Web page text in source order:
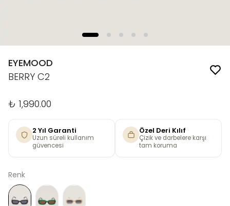
EYEMOOD
BERRY C2
₺ 1,990.00
2 Yıl Garanti
Uzun süreli kullanım
güvencesi
Özel Deri Kılıf
Çizik ve darbelere karşı
tam koruma
Renk